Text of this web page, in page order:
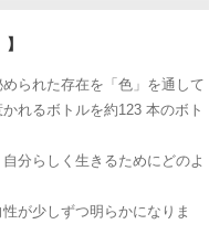
られた存在を「色」を通して
れるボトルを約123 本のボト
分らしく生きるためにどのよ
が少しずつ明らかになりま